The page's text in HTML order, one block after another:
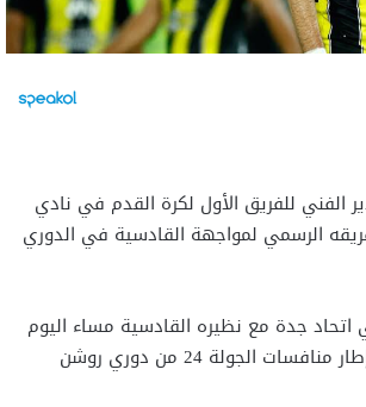
الفني للفريق الأول لكرة القدم في نادي
الرسمي لمواجهة القادسية في الدوري
اتحاد جدة مع نظيره القادسية مساء اليوم
الخميس وذلك في إطار منافسات الجولة 24 من دوري روشن